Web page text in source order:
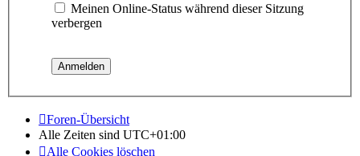
Meinen Online-Status während dieser Sitzung
verbergen
Foren-Übersicht
Alle Zeiten sind UTC+01:00
Alle Cookies löschen